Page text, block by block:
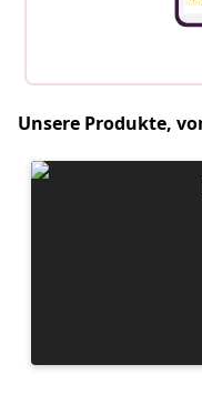
Unsere Produkte,